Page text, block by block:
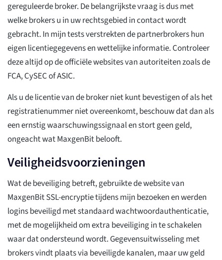
gereguleerde broker. De belangrijkste vraag is dus met
welke brokers u in uw rechtsgebied in contact wordt
gebracht. In mijn tests verstrekten de partnerbrokers hun
eigen licentiegegevens en wettelijke informatie. Controleer
deze altijd op de officiële websites van autoriteiten zoals de
FCA, CySEC of ASIC.
Als u de licentie van de broker niet kunt bevestigen of als het
registratienummer niet overeenkomt, beschouw dat dan als
een ernstig waarschuwingssignaal en stort geen geld,
ongeacht wat MaxgenBit belooft.
Veiligheidsvoorzieningen
Wat de beveiliging betreft, gebruikte de website van
MaxgenBit SSL-encryptie tijdens mijn bezoeken en werden
logins beveiligd met standaard wachtwoordauthenticatie,
met de mogelijkheid om extra beveiliging in te schakelen
waar dat ondersteund wordt. Gegevensuitwisseling met
brokers vindt plaats via beveiligde kanalen, maar uw geld